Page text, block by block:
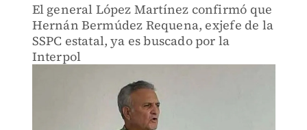
El general López Martínez confirmó que
Hernán Bermúdez Requena, exjefe de la
SSPC estatal, ya es buscado por la
Interpol